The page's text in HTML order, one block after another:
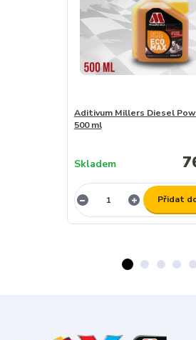
Aditivum Millers Diesel
500 ml
Skladem
Přidat